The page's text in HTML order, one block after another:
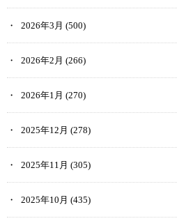
2026年3月 (500)
2026年2月 (266)
2026年1月 (270)
2025年12月 (278)
2025年11月 (305)
2025年10月 (435)